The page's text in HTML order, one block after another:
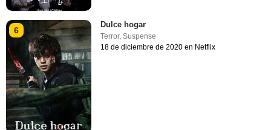
6
Dulce hogar
Terror,Suspense
18 de diciembre de 2020 en Netflix